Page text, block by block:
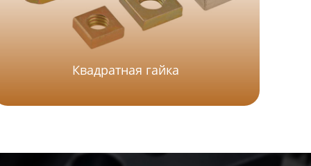
Квадратная гайка